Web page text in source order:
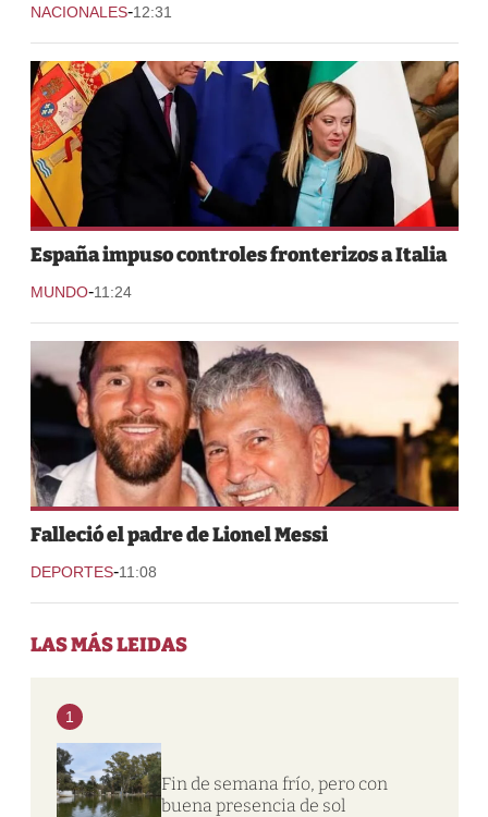
NACIONALES-12:31
España impuso controles fronterizos a Italia
MUNDO-11:24
Falleció el padre de Lionel Messi
DEPORTES-11:08
LAS MÁS LEIDAS
1
Fin de semana frío, pero con
buena presencia de sol